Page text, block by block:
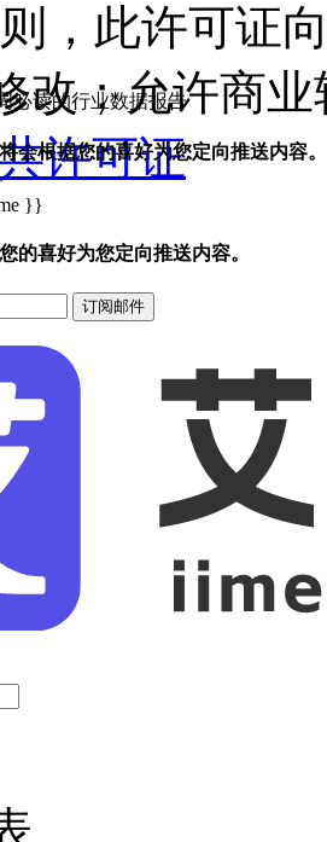
必读的行业数据报告
会根据您的喜好为您定向推送内容。
}}
的喜好为您定向推送内容。
订阅邮件
，此许可证
改；允许商业
许可证